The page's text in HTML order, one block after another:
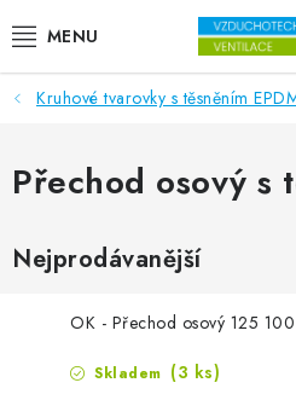
VENTILÁTORY
VZDUCHOTECHNIKA
Kruhové tvarovky s těsněním
Přechod osový s
Nejprodávanější
OK - Přechod osový 125 100
Skladem (3 ks)